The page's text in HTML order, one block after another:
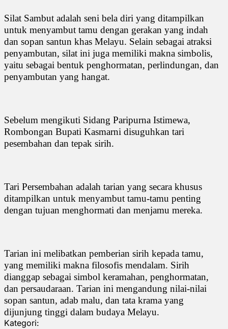
Silat Sambut adalah seni bela diri yang ditampilkan
untuk menyambut tamu dengan gerakan yang indah
dan sopan santun khas Melayu. Selain sebagai atraksi
penyambutan, silat ini juga memiliki makna simbolis,
yaitu sebagai bentuk penghormatan, perlindungan, dan
penyambutan yang hangat.
Sebelum mengikuti Sidang Paripurna Istimewa,
Rombongan Bupati Kasmarni disuguhkan tari
pesembahan dan tepak sirih.
Tari Persembahan adalah tarian yang secara khusus
ditampilkan untuk menyambut tamu-tamu penting
dengan tujuan menghormati dan menjamu mereka.
Tarian ini melibatkan pemberian sirih kepada tamu,
yang memiliki makna filosofis mendalam. Sirih
dianggap sebagai simbol keramahan, penghormatan,
dan persaudaraan. Tarian ini mengandung nilai-nilai
sopan santun, adab malu, dan tata krama yang
dijunjung tinggi dalam budaya Melayu.
Kategori: